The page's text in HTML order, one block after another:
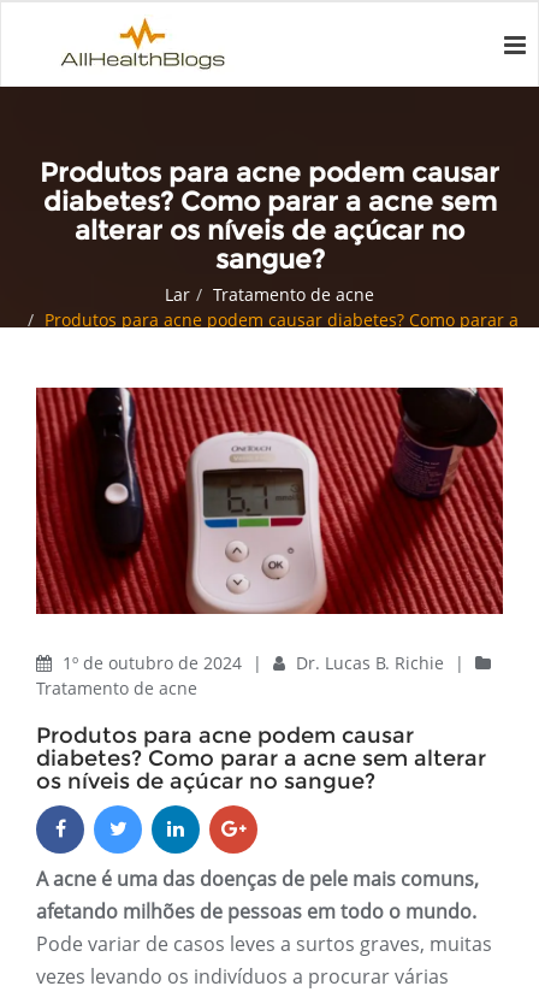
Produtos para acne podem causar
diabetes? Como parar a acne sem
alterar os níveis de açúcar no
sangue?
Lar
Tratamento de acne
Produtos para acne podem causar diabetes? Como parar a
1º de outubro de 2024 | Dr. Lucas B. Richie
|
Tratamento de acne
Produtos para acne podem causar
diabetes? Como parar a acne sem alterar
os níveis de açúcar no sangue?
A acne é uma das doenças de pele mais comuns,
afetando milhões de pessoas em todo o mundo.
Pode variar de casos leves a surtos graves, muitas
vezes levando os indivíduos a procurar várias